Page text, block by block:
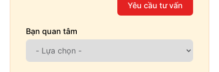
Yêu cầu tư vấn
Bạn quan tâm